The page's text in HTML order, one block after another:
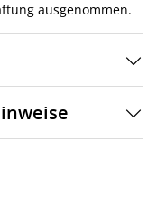
ausgenommen.